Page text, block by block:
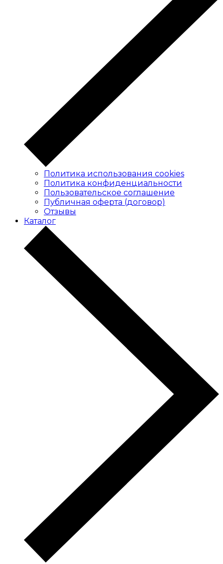
Политика использования cookies
Политика конфиденциальности
Пользовательское соглашение
Публичная оферта (договор)
Отзывы
Каталог